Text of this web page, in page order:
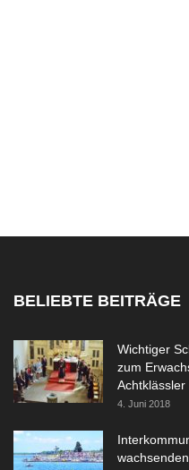
BELIEBTE BEITRÄGE
Wichtiger
zum
Achtklässler
4. Juni 2018